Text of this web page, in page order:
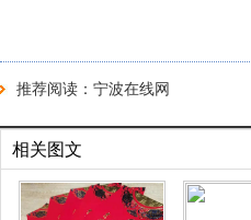
推荐阅读： 宁波在线网
相关图文